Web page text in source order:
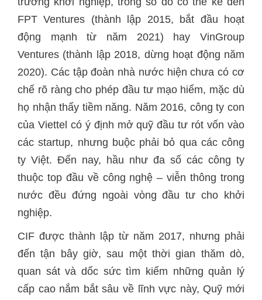
FPT Ventures (thành lập 2015, bắt đầu hoạt
động mạnh từ năm 2021) hay VinGroup
Ventures (thành lập 2018, dừng hoạt động năm
2020). Các tập đoàn nhà nước hiện chưa có cơ
chế rõ ràng cho phép đầu tư mạo hiểm, mặc dù
họ nhận thấy tiềm năng. Năm 2016, công ty con
của Viettel có ý định mở quỹ đầu tư rót vốn vào
các startup, nhưng buộc phải bỏ qua các công
ty Việt. Đến nay, hầu như đa số các công ty
thuộc top đầu về công nghệ – viễn thông trong
nước đều đứng ngoài vòng đầu tư cho khởi
nghiệp.
CIF được thành lập từ năm 2017, nhưng phải
đến tận bây giờ, sau một thời gian thăm dò,
quan sát và dốc sức tìm kiếm những quản lý
cấp cao nắm bắt sâu về lĩnh vực này, Quỹ mới